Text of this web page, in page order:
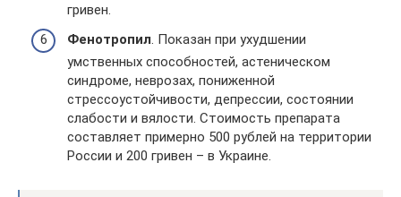
гривен.
Фенотропил. Показан при ухудшении
умственных способностей, астеническом
синдроме, неврозах, пониженной
стрессоустойчивости, депрессии, состоянии
слабости и вялости. Стоимость препарата
составляет примерно 500 рублей на территории
России и 200 гривен – в Украине.